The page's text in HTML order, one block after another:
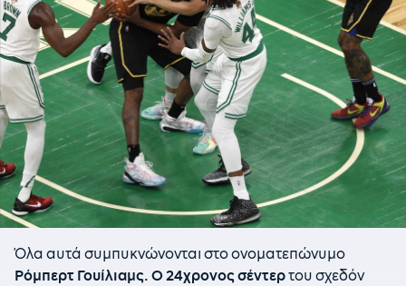
Όλα αυτά συμπυκνώνονται στο ονοματεπώνυμο
Ρόμπερτ Γουίλιαμς. Ο 24χρονος σέντερτου σχεδόν